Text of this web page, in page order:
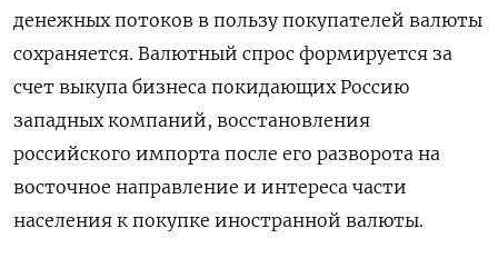
денежных потоков в пользу покупателей валюты
сохраняется. Валютный спрос формируется за
счет выкупа бизнеса покидающих Россию
западных компаний, восстановления
российского импорта после его разворота на
восточное направление и интереса части
населения к покупке иностранной валюты.